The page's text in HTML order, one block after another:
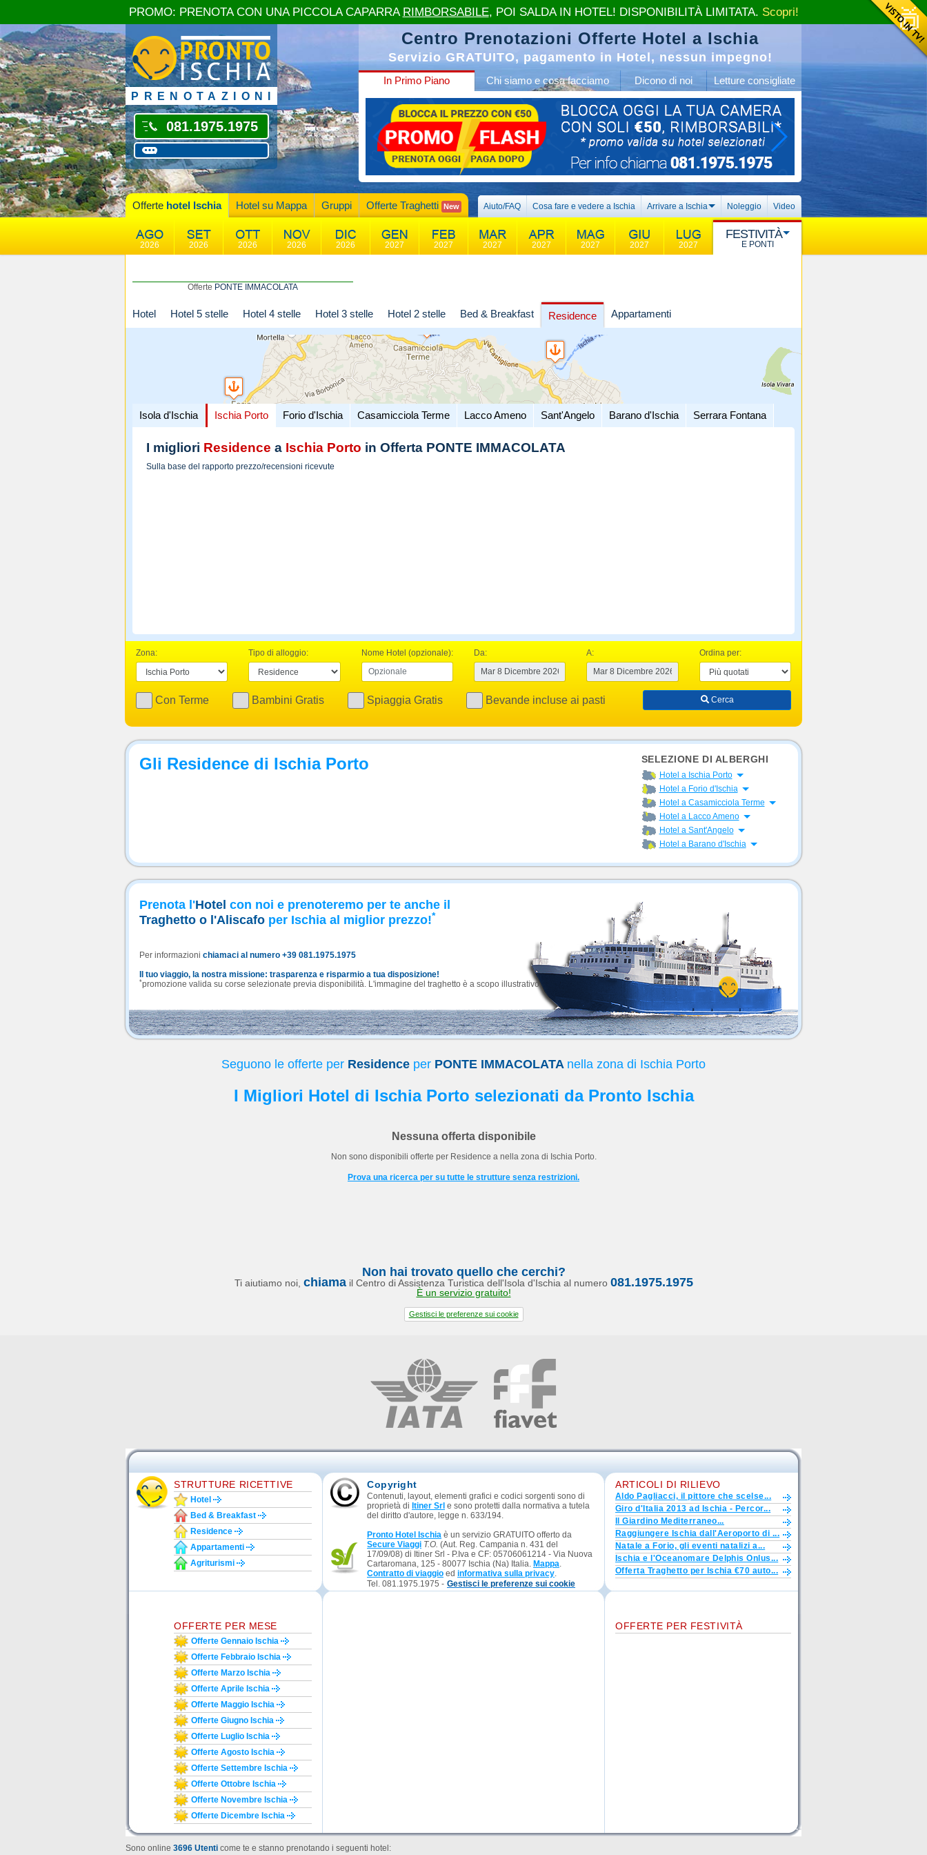
PRENOTAZIONI
081.1975.1975
Centro Prenotazioni Offerte Hotel a Ischia
Servizio GRATUITO, pagamento in Hotel, nessun impegno!
In Primo Piano Chi siamo e cosa facciamo Dicono di noi Letture consigliate
Offerte hotel Ischia Hotel su Mappa Gruppi Offerte Traghetti New Aiuto/FAQ Cosa fare e vedere a Ischia Arrivare a Ischia Noleggio Video
2026 2026 2026 2026 2026 2027 2027 2027 2027 2027 2027 2027
FESTIVITÀ
E PONTI
Offerte PONTE IMMACOLATA
Hotel Hotel 5 stelle Hotel 4 stelle Hotel 3 stelle Hotel 2 stelle Bed & Breakfast Residence Appartamenti
Isola d'Ischia Ischia Porto Forio d'Ischia Casamicciola Terme Lacco Ameno Sant'Angelo Barano d'Ischia Serrara Fontana
I migliori Residence a Ischia Porto in Offerta PONTE IMMACOLATA
Sulla base del rapporto prezzo/recensioni ricevute
Zona: Tipo di alloggio: Nome Hotel (opzionale): Da: A: Ordina per:
Con Terme Bambini Gratis Spiaggia Gratis Bevande incluse ai pasti Cerca
Gli Residence di Ischia Porto SELEZIONE DI ALBERGHI
Hotel a Ischia Porto Apri menu
Hotel a Forio d'Ischia Apri menu
Hotel a Casamicciola Terme Apri menu
Hotel a Lacco Ameno Apri menu
Hotel a Sant'Angelo Apri menu
Hotel a Barano d'Ischia Apri menu
Prenota l'Hotel con noi e prenoteremo per te anche il
Traghetto o l'Aliscafo per Ischia al miglior prezzo!*
Per informazioni chiamaci al numero +39 081.1975.1975
Il tuo viaggio, la nostra missione: trasparenza e risparmio a tua disposizione!
*promozione valida su corse selezionate previa disponibilità. L'immagine del traghetto è a scopo illustrativo.
Seguono le offerte per Residence per PONTE IMMACOLATA nella zona di Ischia Porto
I Migliori Hotel di Ischia Porto selezionati da Pronto Ischia
Nessuna offerta disponibile
Non sono disponibili offerte per Residence a nella zona di Ischia Porto.
Prova una ricerca per su tutte le strutture senza restrizioni.
Non hai trovato quello che cerchi?
Ti aiutiamo noi, chiamail Centro di Assistenza Turistica dell'Isola d'Ischia al numero 081.1975.1975
È un servizio gratuito!
Gestisci le preferenze sui cookie
STRUTTURE RICETTIVE
Hotel
Bed & Breakfast
Residence
Appartamenti
Agriturismi
Copyright
Contenuti, layout, elementi grafici e codici sorgenti sono di
proprietà di Itiner Srl e sono protetti dalla normativa a tutela
del diritto d'autore, legge n. 633/194.
Pronto Hotel Ischia è un servizio GRATUITO offerto da
Secure Viaggi T.O. (Aut. Reg. Campania n. 431 del
17/09/08) di Itiner Srl - P.Iva e CF: 05706061214 - Via Nuova
Cartaromana, 125 - 80077 Ischia (Na) Italia. Mappa.
Contratto di viaggio ed informativa sulla privacy.
Tel. 081.1975.1975 - Gestisci le preferenze sui cookie
ARTICOLI DI RILIEVO
Aldo Pagliacci, il pittore che scelse...
Giro d'Italia 2013 ad Ischia - Percor...
Il Giardino Mediterraneo...
Raggiungere Ischia dall'Aeroporto di ...
Natale a Forio, gli eventi natalizi a...
Ischia e l'Oceanomare Delphis Onlus...
Offerta Traghetto per Ischia €70 auto...
OFFERTE PER MESE
Offerte Gennaio Ischia
Offerte Febbraio Ischia
Offerte Marzo Ischia
Offerte Aprile Ischia
Offerte Maggio Ischia
Offerte Giugno Ischia
Offerte Luglio Ischia
Offerte Agosto Ischia
Offerte Settembre Ischia
Offerte Ottobre Ischia
Offerte Novembre Ischia
Offerte Dicembre Ischia
OFFERTE PER FESTIVITÀ
Sono online 3696 Utenti come te e stanno prenotando i seguenti hotel:
PROMO: PRENOTA CON UNA PICCOLA CAPARRA RIMBORSABILE, POI SALDA IN HOTEL! DISPONIBILITÀ LIMITATA. Scopri!